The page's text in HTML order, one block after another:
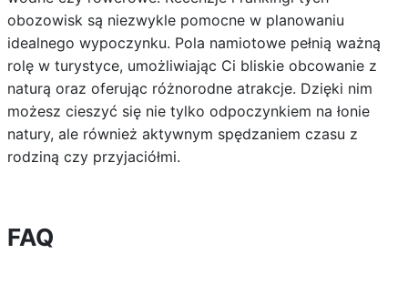
obozowisk są niezwykle pomocne w planowaniu
idealnego wypoczynku. Pola namiotowe pełnią ważną
rolę w turystyce, umożliwiając Ci bliskie obcowanie z
naturą oraz oferując różnorodne atrakcje. Dzięki nim
możesz cieszyć się nie tylko odpoczynkiem na łonie
natury, ale również aktywnym spędzaniem czasu z
rodziną czy przyjaciółmi.
FAQ